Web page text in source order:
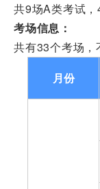
共9场A类考试
考场信息：
共有33个考场，
月份